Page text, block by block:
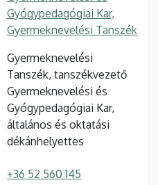
Gyógypedagógiai Kar,
Gyermeknevelési Tanszék
Gyermeknevelési
Tanszék, tanszékvezető
Gyermeknevelési és
Gyógypedagógiai Kar,
általános és oktatási
dékánhelyettes
+36 52 560 145